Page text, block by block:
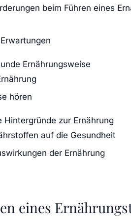
beim Führen eines
Ernährungsweise
hören
Hintergründe zur Ernährung
auf die Gesundheit
der Ernährung
eines